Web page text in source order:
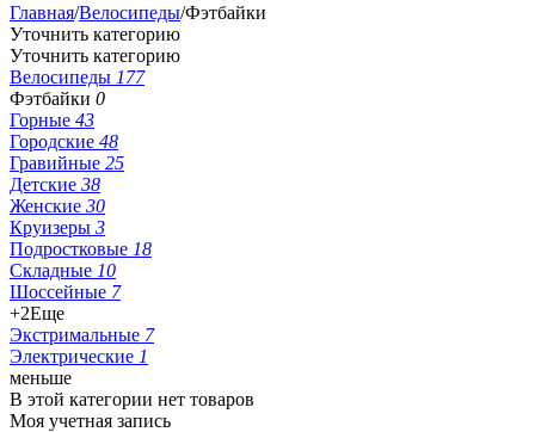
Главная/Велосипеды/Фэтбайки
Уточнить категорию
Уточнить категорию
Велосипеды 177
Фэтбайки 0
Горные 43
Городские 48
Гравийные 25
Детские 38
Женские 30
Круизеры 3
Подростковые 18
Складные 10
Шоссейные 7
+2Еще
Экстримальные 7
Электрические 1
меньше
В этой категории нет товаров
Моя учетная запись